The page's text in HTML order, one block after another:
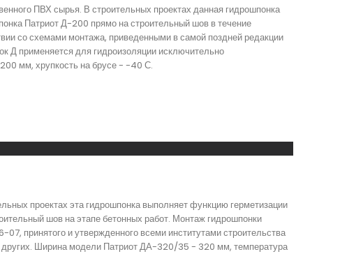
ПВХ сырья. В строительных проектах данная гидрошпонка
Патриот Д-200 прямо на строительный шов в течение
со схемами монтажа, приведенными в самой поздней редакции
Д применяется для гидроизоляции исключительно
мм, хрупкость на брусе - -40 С.
проектах эта гидрошпонка выполняет функцию герметизации
шов на этапе бетонных работ. Монтаж гидрошпонки
принятого и утвержденного всеми институтами строительства
других. Ширина модели Патриот ДА-320/35 - 320 мм, температура